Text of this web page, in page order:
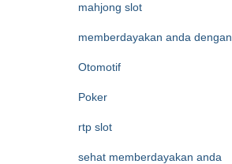
mahjong slot
memberdayakan anda dengan
Otomotif
Poker
rtp slot
sehat memberdayakan anda